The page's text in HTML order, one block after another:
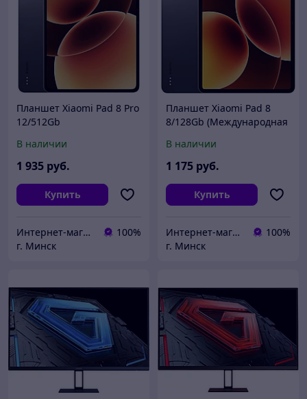
Планшет Xiaomi Pad 8 Pro
12/512Gb
В наличии
1 935 руб.
Купить
Интернет-магазин ВашТелефон
100%
г. Минск
Планшет Xiaomi Pad 8
8/128Gb (Международная
В наличии
1 175 руб.
Купить
Интернет-магазин ВашТелефон
100%
г. Минск